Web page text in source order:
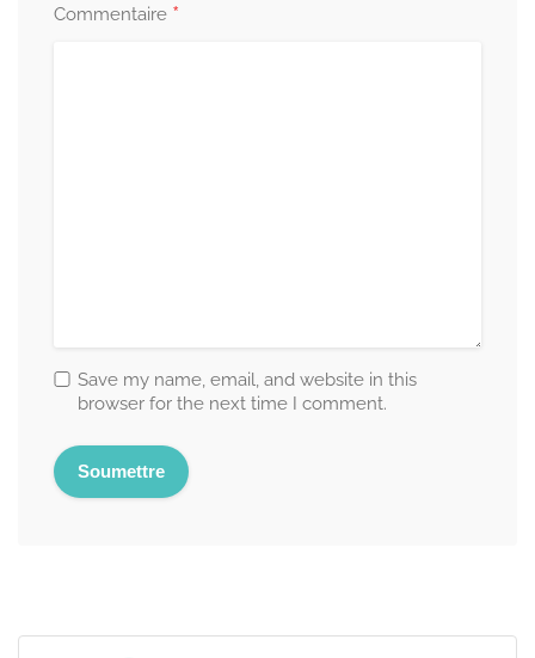
Commentaire *
Save my name, email, and website in this
browser for the next time I comment.